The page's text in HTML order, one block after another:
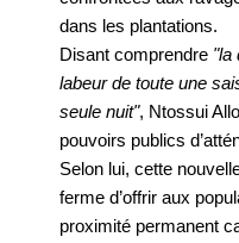
dans les plantations.
Disant comprendre "la
labeur de toute une
seule nuit", Ntossui
pouvoirs publics
Selon lui, cette
ferme d’offrir aux
proximité permanent